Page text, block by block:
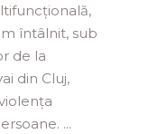
întâlnit, sub
de la
din Cluj,